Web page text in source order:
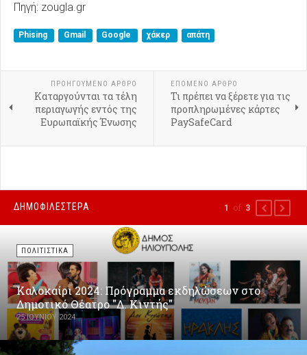
Πηγή: zougla.gr
Phising Gmail Google χάκερ απάτη
ΠΡΟΗΓΟΎΜΕΝΟ ΑΡΘΡΟ
Καταργούνται τα τέλη
περιαγωγής εντός της
Ευρωπαϊκής Ένωσης
ΕΠΟΜΕΝΟ ΑΡΘΡΟ
Τι πρέπει να ξέρετε για τις
προπληρωμένες κάρτες
PaySafeCard
ΔΗΜΟΦΙΛΕΣΤΕΡΑ
ΠΟΛΙΤΙΣΤΙΚΑ
Καλοκαίρι 2024: Πρόγραμμα εκδηλώσεων στο
Δημοτικό Θέατρο "Δ. Κιντής"
25 ΙΟΥΝΊΟΥ 2024
1 of 3 PREVIOUS
NEXT